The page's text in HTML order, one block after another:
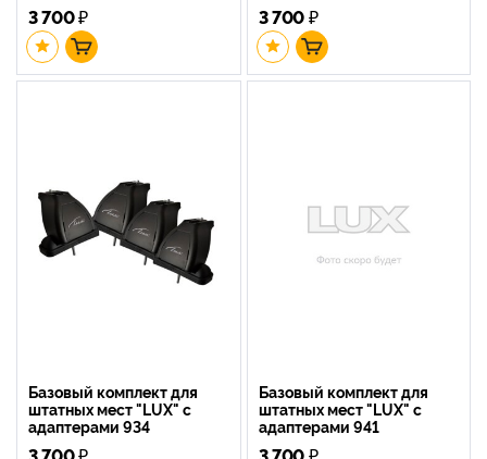
3 700₽ 3 700₽
Базовый комплект для
штатных мест "LUX" с
адаптерами 934
Базовый комплект для
штатных мест "LUX" с
адаптерами 941